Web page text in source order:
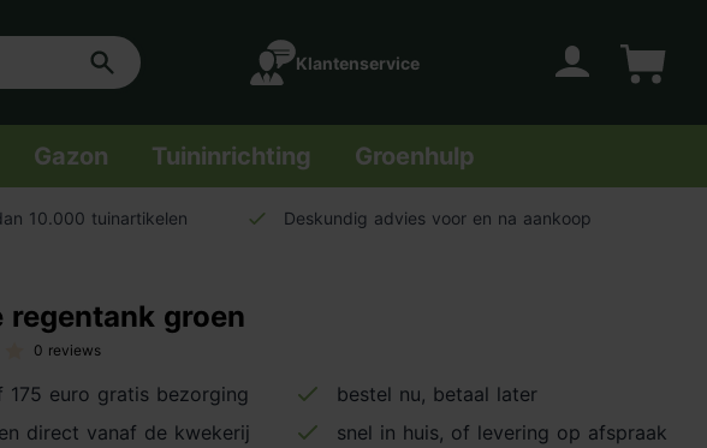
Klantenservice
Gazon Tuininrichting Groenhulp
10.000 tuinartikelen Deskundig advies voor en na aankoop
regentank groen
0 reviews
175 euro gratis bezorging
bestel nu, betaal later
direct vanaf de kwekerij
snel in huis, of levering op afspraak